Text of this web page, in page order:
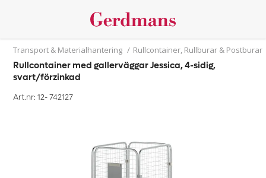
Transport & Materialhantering / Rullcontainer, Rullburar & Postburar
Rullcontainer med gallerväggar Jessica, 4-sidig,
svart/förzinkad
Art.nr: 12-742127